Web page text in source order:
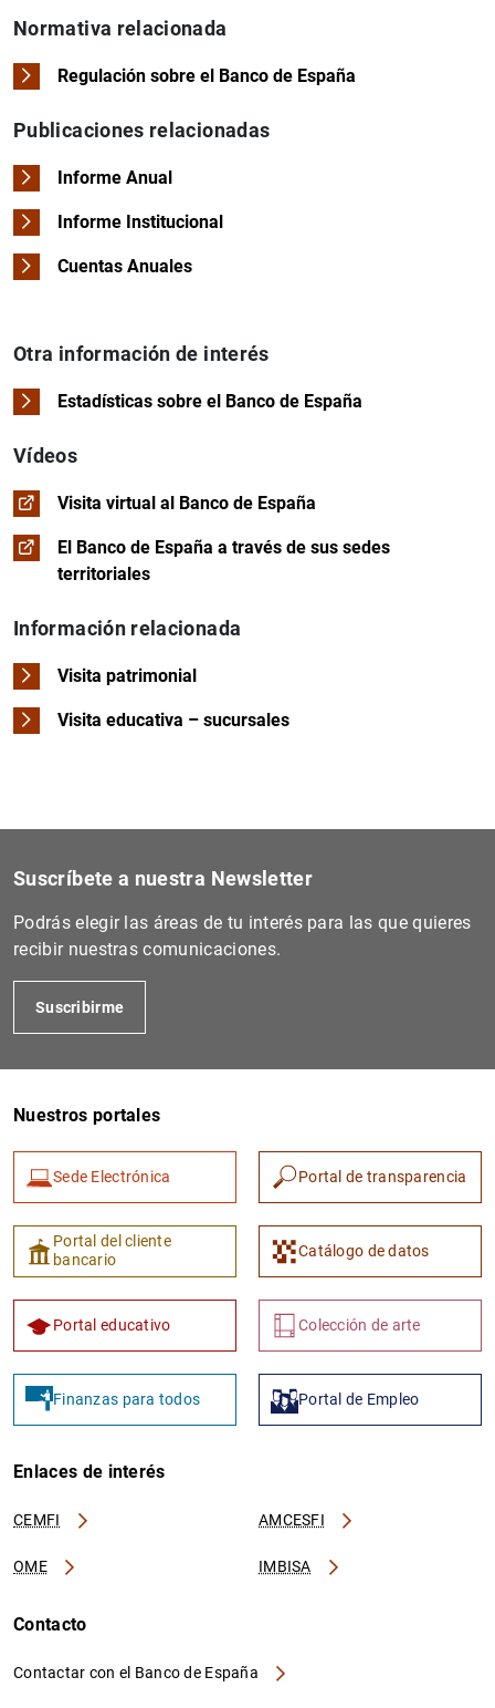
Normativa relacionada
Regulación sobre el Banco de España
Publicaciones relacionadas
Informe Anual
Informe Institucional
Cuentas Anuales
Otra información de interés
Estadísticas sobre el Banco de España
Vídeos
Visita virtual al Banco de España
El Banco de España a través de sus sedes
territoriales
Información relacionada
Visita patrimonial
Visita educativa – sucursales
Suscríbete a nuestra Newsletter
Podrás elegir las áreas de tu interés para las que quieres
recibir nuestras comunicaciones.
Suscribirme
Nuestros portales
Sede Electrónica Portal de transparencia
Portal del cliente
bancario
Catálogo de datos
Portal educativo Colección de arte
Finanzas para todos Portal de Empleo
Enlaces de interés
CEMFI AMCESFI
OME IMBISA
Contacto
Contactar con el Banco de España